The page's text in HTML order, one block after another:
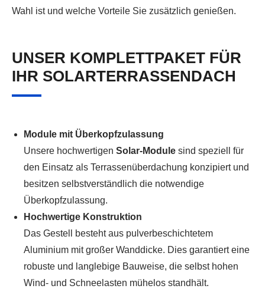
Wahl ist und welche Vorteile Sie zusätzlich genießen.
UNSER KOMPLETTPAKET FÜR
IHR SOLARTERRASSENDACH
Module mit Überkopfzulassung
Unsere hochwertigen Solar-Module sind speziell für
den Einsatz als Terrassenüberdachung konzipiert und
besitzen selbstverständlich die notwendige
Überkopfzulassung.
Hochwertige Konstruktion
Das Gestell besteht aus pulverbeschichtetem
Aluminium mit großer Wanddicke. Dies garantiert eine
robuste und langlebige Bauweise, die selbst hohen
Wind- und Schneelasten mühelos standhält.